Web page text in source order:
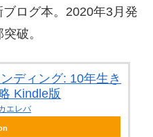
ログ本。2020年3月発
破。
ディング: 10年生き
Kindle版
エレバ